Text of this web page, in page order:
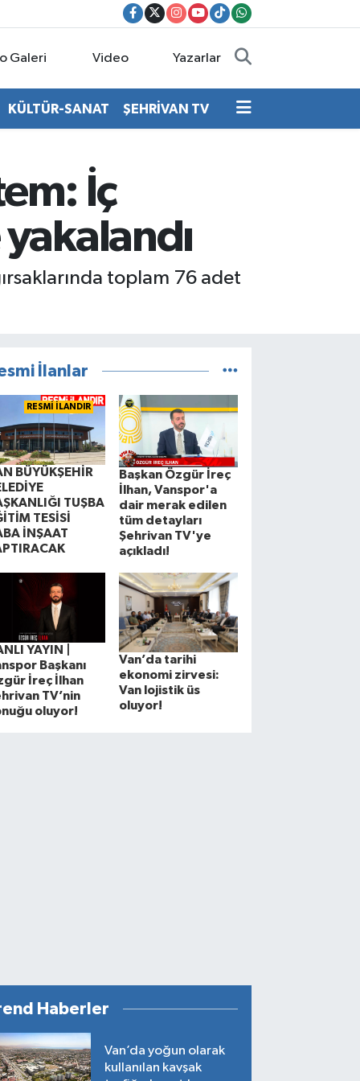
Galeri Video Yazarlar
KÜLTÜR-SANAT ŞEHRİVAN TV
İç
toplam 76 adet
İlanlar
RESMİ İLANDIR
BÜYÜKŞEHİR
TUŞBA
TESİSİ
İNŞAAT
Başkan Özgür İreç
İlhan, Vanspor'a
dair merak edilen
tüm detayları
Şehrivan TV'ye
açıkladı!
YAYIN |
Başkanı
İreç İlhan
TV’nin
oluyor!
Van’da tarihi
ekonomi zirvesi:
Van lojistik üs
oluyor!
Haberler
Van’da yoğun olarak
kullanılan kavşak